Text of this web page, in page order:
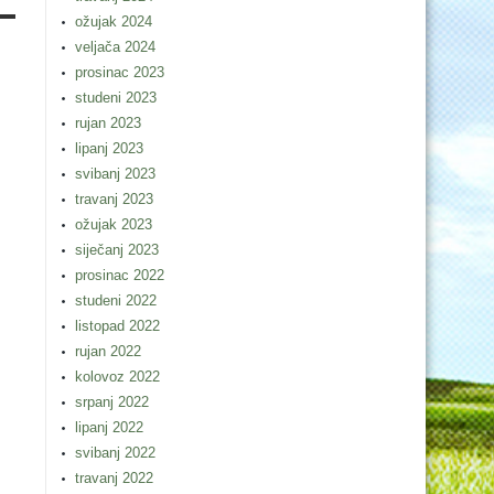
ožujak 2024
veljača 2024
prosinac 2023
studeni 2023
rujan 2023
lipanj 2023
svibanj 2023
travanj 2023
ožujak 2023
siječanj 2023
prosinac 2022
studeni 2022
listopad 2022
rujan 2022
kolovoz 2022
srpanj 2022
lipanj 2022
svibanj 2022
travanj 2022